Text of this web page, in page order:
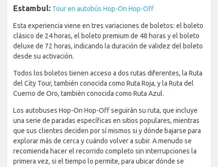
Estambul: Tour en autobús Hop-On Hop-Off
Esta experiencia viene en tres variaciones de boletos: el boleto
clásico de 24 horas, el boleto premium de 48 horas y el boleto
deluxe de 72 horas, indicando la duración de validez del boleto
desde su activación.
Todos los boletos tienen acceso a dos rutas diferentes, la Ruta
del City Tour, también conocida como Ruta Roja, y la Ruta del
Cuerno de Oro, también conocida como Ruta Azul.
Los autobuses Hop-On Hop-Off seguirán su ruta, que incluye
una serie de paradas específicas en sitios populares, mientras
que sus clientes deciden por sí mismos si y dónde bajarse para
explorar más de cerca y cuándo volver a subir. A menudo se
recomienda hacer el recorrido completo sin interrupciones la
primera vez, si el tiempo lo permite, para ubicar dónde se